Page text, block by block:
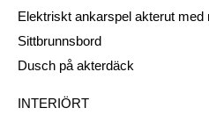
Elektriskt ankarspel akterut med
Sittbrunnsbord
Dusch på akterdäck
INTERIÖRT